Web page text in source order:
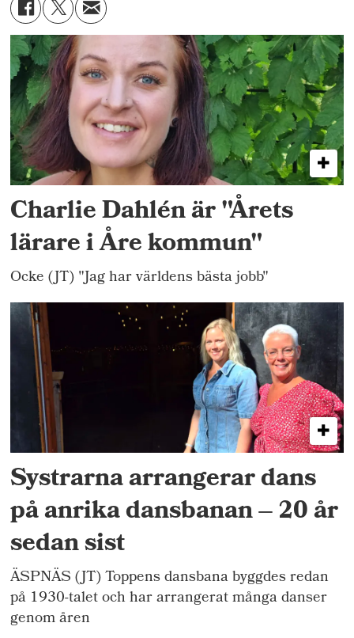
Charlie Dahlén är "Årets
lärare i Åre kommun"
Ocke (JT) "Jag har världens bästa jobb"
Systrarna arrangerar dans
på anrika dansbanan – 20 år
sedan sist
ÄSPNÄS (JT) Toppens dansbana byggdes redan
på 1930-talet och har arrangerat många danser
genom åren